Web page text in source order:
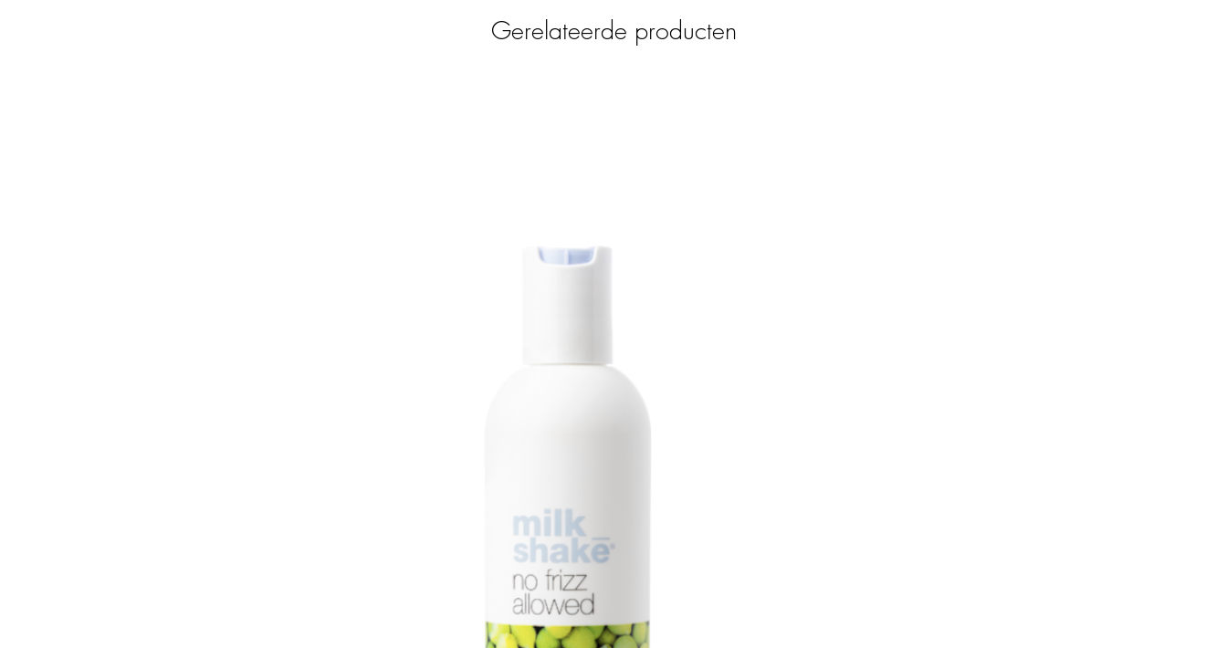
geliefde te verwennen. De set creëert een rustgevende en verhelderende sfeer
Geurkaars: 1-(1,2,3,4,5,6,7,8-octahydro-2,3,8,8-tetramethyl-2-naphthyl)ethan-1-
Trimethyl-9- methylenedecahydro-1,4-methanoazulene, Cinnamaldehyde.
Gerelateerde producten